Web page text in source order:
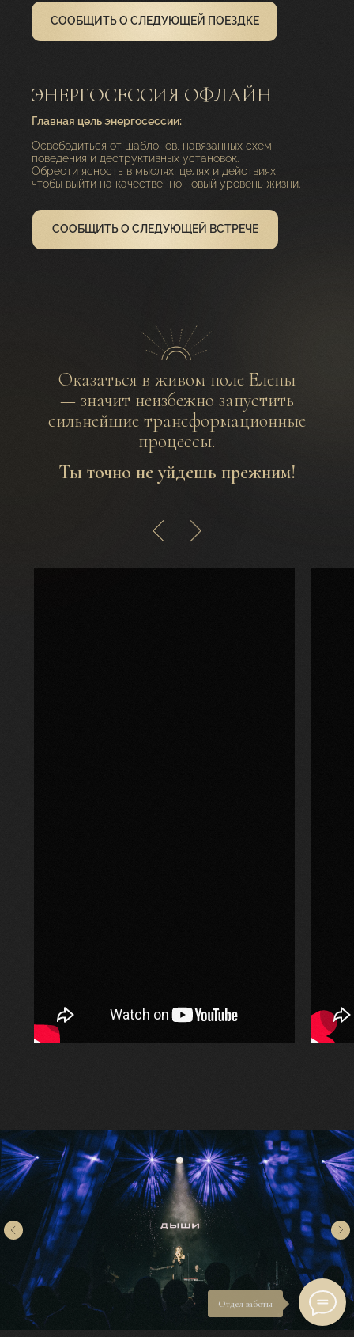
СООБЩИТЬ О СЛЕДУЮЩЕЙ ПОЕЗДКЕ
Освободиться от шаблонов, навязанных схем
поведения и деструктивных установок.
Обрести ясность в мыслях, целях и действиях,
чтобы выйти на качественно новый уровень жизни.
ЭНЕРГОСЕССИЯ ОФЛАЙН
Главная цель энергосессии:
СООБЩИТЬ О СЛЕДУЮЩЕЙ ВСТРЕЧЕ
Оказаться в живом поле Елены
— значит неизбежно запустить
сильнейшие трансформационные
процессы.
Ты точно не уйдешь прежним!
Отдел заботы